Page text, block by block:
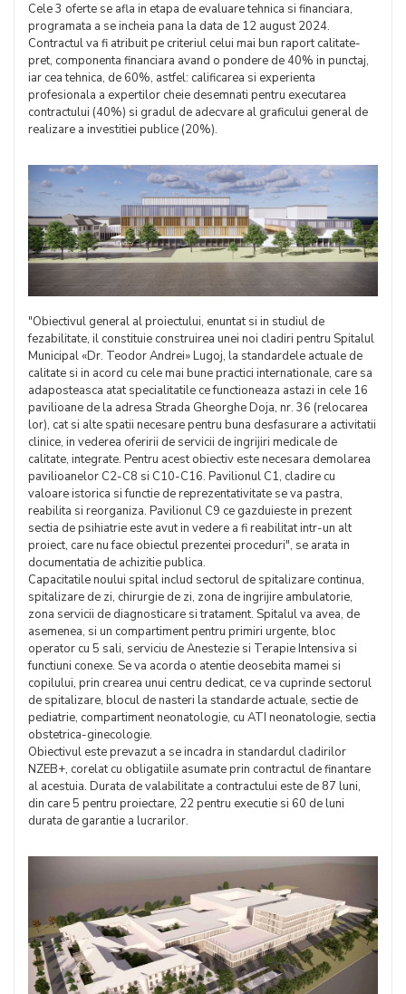
Cele 3 oferte se afla in etapa de evaluare tehnica si financiara,
programata a se incheia pana la data de 12 august 2024.
Contractul va fi atribuit pe criteriul celui mai bun raport calitate-
pret, componenta financiara avand o pondere de 40% in punctaj,
iar cea tehnica, de 60%, astfel: calificarea si experienta
profesionala a expertilor cheie desemnati pentru executarea
contractului (40%) si gradul de adecvare al graficului general de
realizare a investitiei publice (20%).
"Obiectivul general al proiectului, enuntat si in studiul de
fezabilitate, il constituie construirea unei noi cladiri pentru Spitalul
Municipal «Dr. Teodor Andrei» Lugoj, la standardele actuale de
calitate si in acord cu cele mai bune practici internationale, care sa
adaposteasca atat specialitatile ce functioneaza astazi in cele 16
pavilioane de la adresa Strada Gheorghe Doja, nr. 36 (relocarea
lor), cat si alte spatii necesare pentru buna desfasurare a activitatii
clinice, in vederea oferirii de servicii de ingrijiri medicale de
calitate, integrate. Pentru acest obiectiv este necesara demolarea
pavilioanelor C2-C8 si C10-C16. Pavilionul C1, cladire cu
valoare istorica si functie de reprezentativitate se va pastra,
reabilita si reorganiza. Pavilionul C9 ce gazduieste in prezent
sectia de psihiatrie este avut in vedere a fi reabilitat intr-un alt
proiect, care nu face obiectul prezentei proceduri", se arata in
documentatia de achizitie publica.
Capacitatile noului spital includ sectorul de spitalizare continua,
spitalizare de zi, chirurgie de zi, zona de ingrijire ambulatorie,
zona servicii de diagnosticare si tratament. Spitalul va avea, de
asemenea, si un compartiment pentru primiri urgente, bloc
operator cu 5 sali, serviciu de Anestezie si Terapie Intensiva si
functiuni conexe. Se va acorda o atentie deosebita mamei si
copilului, prin crearea unui centru dedicat, ce va cuprinde sectorul
de spitalizare, blocul de nasteri la standarde actuale, sectie de
pediatrie, compartiment neonatologie, cu ATI neonatologie, sectia
obstetrica-ginecologie.
Obiectivul este prevazut a se incadra in standardul cladirilor
NZEB+, corelat cu obligatiile asumate prin contractul de finantare
al acestuia. Durata de valabilitate a contractului este de 87 luni,
din care 5 pentru proiectare, 22 pentru executie si 60 de luni
durata de garantie a lucrarilor.